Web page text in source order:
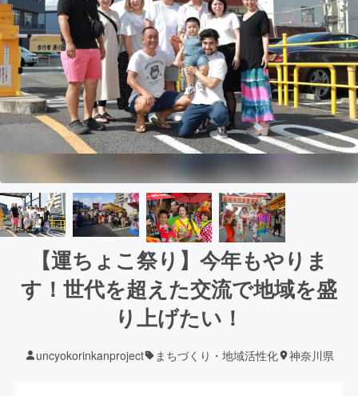
【運ちょこ祭り】今年もやりま
す！世代を超えた交流で地域を盛
り上げたい！
uncyokorinkanproject まちづくり・地域活性化 神奈川県